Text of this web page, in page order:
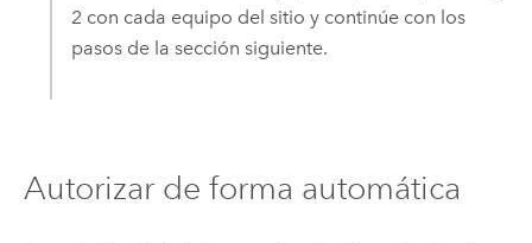
2 con cada equipo del sitio y continúe con los
pasos de la sección siguiente.
Autorizar de forma automática